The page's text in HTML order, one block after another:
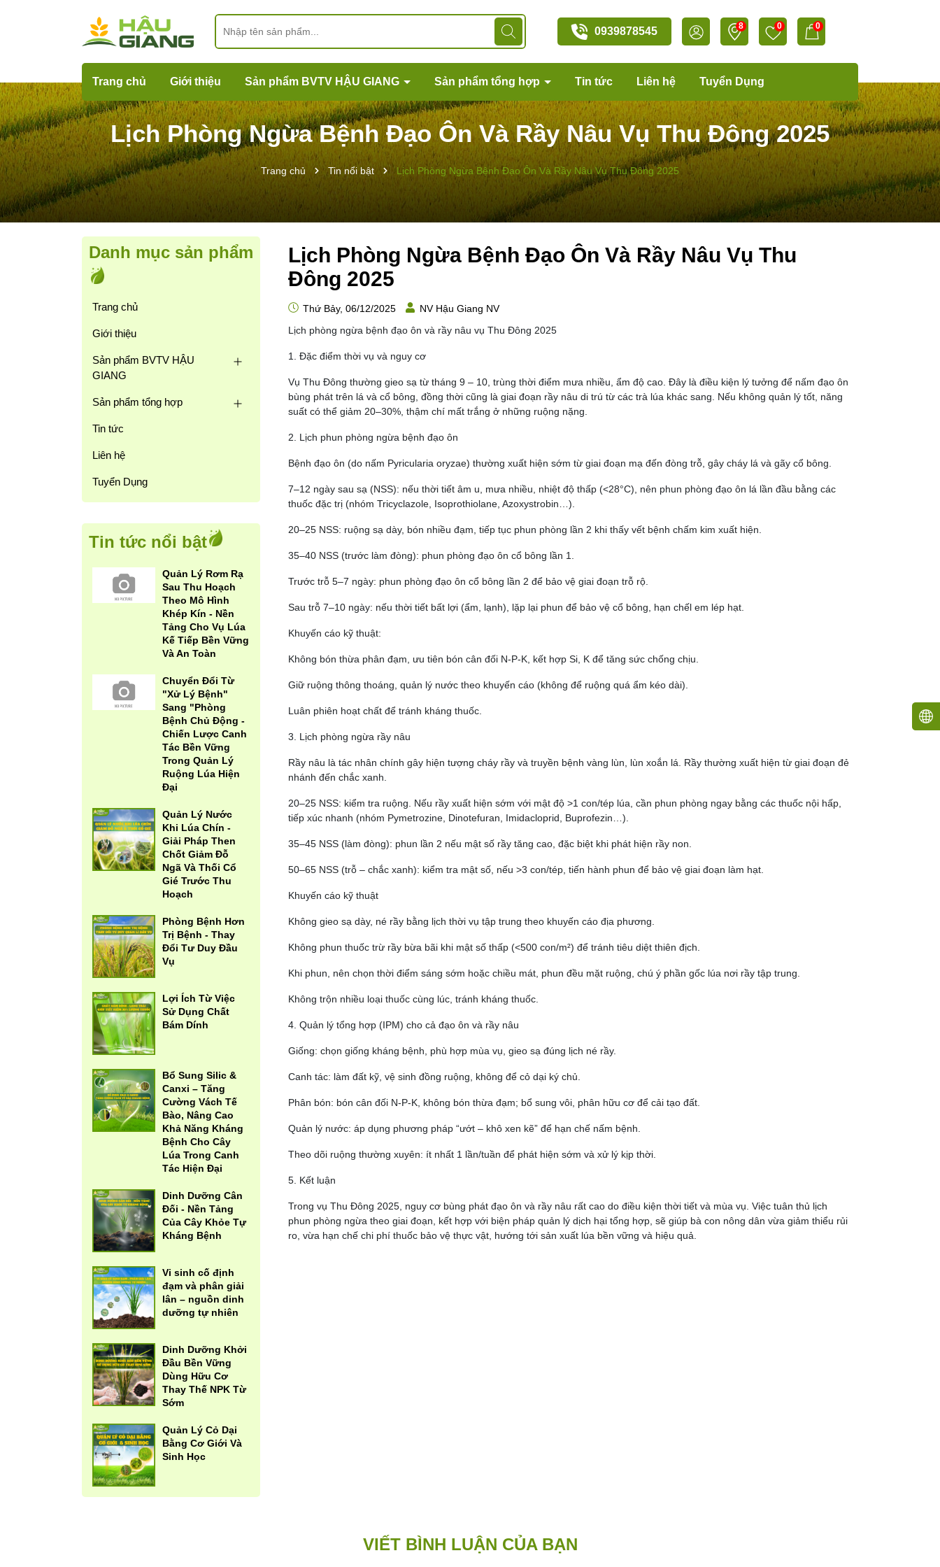
0939878545 8 0 0
Trang chủ Giới thiệu Sản phẩm BVTV HẬU GIANG Sản phẩm tổng hợp Tin tức Liên hệ Tuyển Dụng
Lịch Phòng Ngừa Bệnh Đạo Ôn Và Rầy Nâu Vụ Thu Đông 2025
Trang chủ Tin nổi bật Lịch Phòng Ngừa Bệnh Đạo Ôn Và Rầy Nâu Vụ Thu Đông 2025
Lịch Phòng Ngừa Bệnh Đạo Ôn Và Rầy Nâu Vụ Thu
Đông 2025
Thứ Bảy, 06/12/2025
NV Hậu Giang NV
Lịch phòng ngừa bệnh đạo ôn và rầy nâu vụ Thu Đông 2025
1. Đặc điểm thời vụ và nguy cơ
Vụ Thu Đông thường gieo sạ từ tháng 9 – 10, trùng thời điểm mưa nhiều, ẩm độ cao. Đây là điều kiện lý tưởng để nấm đạo ôn
bùng phát trên lá và cổ bông, đồng thời cũng là giai đoạn rầy nâu di trú từ các trà lúa khác sang. Nếu không quản lý tốt, năng
suất có thể giảm 20–30%, thậm chí mất trắng ở những ruộng nặng.
2. Lịch phun phòng ngừa bệnh đạo ôn
Bệnh đạo ôn (do nấm Pyricularia oryzae) thường xuất hiện sớm từ giai đoạn mạ đến đòng trỗ, gây cháy lá và gãy cổ bông.
7–12 ngày sau sạ (NSS): nếu thời tiết âm u, mưa nhiều, nhiệt độ thấp (<28°C), nên phun phòng đạo ôn lá lần đầu bằng các
thuốc đặc trị (nhóm Tricyclazole, Isoprothiolane, Azoxystrobin…).
20–25 NSS: ruộng sạ dày, bón nhiều đạm, tiếp tục phun phòng lần 2 khi thấy vết bệnh chấm kim xuất hiện.
35–40 NSS (trước làm đòng): phun phòng đạo ôn cổ bông lần 1.
Trước trỗ 5–7 ngày: phun phòng đạo ôn cổ bông lần 2 để bảo vệ giai đoạn trỗ rộ.
Sau trỗ 7–10 ngày: nếu thời tiết bất lợi (ẩm, lạnh), lặp lại phun để bảo vệ cổ bông, hạn chếl em lép hạt.
Khuyến cáo kỹ thuật:
Không bón thừa phân đạm, ưu tiên bón cân đối N-P-K, kết hợp Si, K để tăng sức chống chịu.
Giữ ruộng thông thoáng, quản lý nước theo khuyến cáo (không để ruộng quá ẩm kéo dài).
Luân phiên hoạt chất để tránh kháng thuốc.
3. Lịch phòng ngừa rầy nâu
Rầy nâu là tác nhân chính gây hiện tượng cháy rầy và truyền bệnh vàng lùn, lùn xoắn lá. Rầy thường xuất hiện từ giai đoạn đẻ
nhánh đến chắc xanh.
20–25 NSS: kiểm tra ruộng. Nếu rầy xuất hiện sớm với mật độ >1 con/tép lúa, cần phun phòng ngay bằng các thuốc nội hấp,
tiếp xúc nhanh (nhóm Pymetrozine, Dinotefuran, Imidacloprid, Buprofezin…).
35–45 NSS (làm đòng): phun lần 2 nếu mật số rầy tăng cao, đặc biệt khi phát hiện rầy non.
50–65 NSS (trỗ – chắc xanh): kiểm tra mật số, nếu >3 con/tép, tiến hành phun để bảo vệ giai đoạn làm hạt.
Khuyến cáo kỹ thuật
Không gieo sạ dày, né rầy bằng lịch thời vụ tập trung theo khuyến cáo địa phương.
Không phun thuốc trừ rầy bừa bãi khi mật số thấp (<500 con/m²) để tránh tiêu diệt thiên địch.
Khi phun, nên chọn thời điểm sáng sớm hoặc chiều mát, phun đều mặt ruộng, chú ý phần gốc lúa nơi rầy tập trung.
Không trộn nhiều loại thuốc cùng lúc, tránh kháng thuốc.
4. Quản lý tổng hợp (IPM) cho cả đạo ôn và rầy nâu
Giống: chọn giống kháng bệnh, phù hợp mùa vụ, gieo sạ đúng lịch né rầy.
Canh tác: làm đất kỹ, vệ sinh đồng ruộng, không để cỏ dại ký chủ.
Phân bón: bón cân đối N-P-K, không bón thừa đạm; bổ sung vôi, phân hữu cơ để cải tạo đất.
Quản lý nước: áp dụng phương pháp “ướt – khô xen kẽ” để hạn chế nấm bệnh.
Theo dõi ruộng thường xuyên: ít nhất 1 lần/tuần để phát hiện sớm và xử lý kịp thời.
5. Kết luận
Trong vụ Thu Đông 2025, nguy cơ bùng phát đạo ôn và rầy nâu rất cao do điều kiện thời tiết và mùa vụ. Việc tuân thủ lịch
phun phòng ngừa theo giai đoạn, kết hợp với biện pháp quản lý dịch hại tổng hợp, sẽ giúp bà con nông dân vừa giảm thiểu rủi
ro, vừa hạn chế chi phí thuốc bảo vệ thực vật, hướng tới sản xuất lúa bền vững và hiệu quả.
Danh mục sản phẩm
Trang chủ
Giới thiệu
Sản phẩm BVTV HẬU
GIANG
Sản phẩm tổng hợp
Tin tức
Liên hệ
Tuyển Dụng
Tin tức nổi bật
Quản Lý Rơm Rạ
Sau Thu Hoạch
Theo Mô Hình
Khép Kín - Nền
Tảng Cho Vụ Lúa
Kế Tiếp Bền Vững
Và An Toàn
Chuyển Đổi Từ
"Xử Lý Bệnh"
Sang "Phòng
Bệnh Chủ Động -
Chiến Lược Canh
Tác Bền Vững
Trong Quản Lý
Ruộng Lúa Hiện
Đại
Quản Lý Nước
Khi Lúa Chín -
Giải Pháp Then
Chốt Giảm Đỗ
Ngã Và Thối Cổ
Gié Trước Thu
Hoạch
Phòng Bệnh Hơn
Trị Bệnh - Thay
Đổi Tư Duy Đầu
Vụ
Lợi Ích Từ Việc
Sử Dụng Chất
Bám Dính
Bổ Sung Silic &
Canxi – Tăng
Cường Vách Tế
Bào, Nâng Cao
Khả Năng Kháng
Bệnh Cho Cây
Lúa Trong Canh
Tác Hiện Đại
Dinh Dưỡng Cân
Đối - Nền Tảng
Của Cây Khỏe Tự
Kháng Bệnh
Vi sinh cố định
đạm và phân giải
lân – nguồn dinh
dưỡng tự nhiên
Dinh Dưỡng Khởi
Đầu Bền Vững
Dùng Hữu Cơ
Thay Thế NPK Từ
Sớm
Quản Lý Cỏ Dại
Bằng Cơ Giới Và
Sinh Học
VIẾT BÌNH LUẬN CỦA BẠN